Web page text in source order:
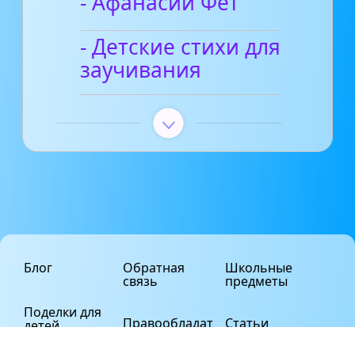
- Детские стихи для
заучивания
Блог
Поделки для
детей
Обратная
связь
Правообладат
Школьные
предметы
Статьи